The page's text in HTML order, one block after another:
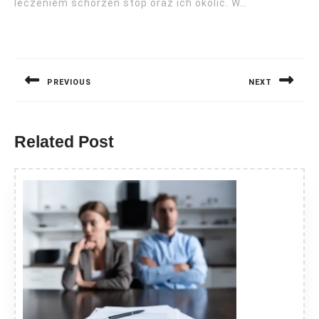
leczeniem schorzeń stóp oraz ich okolic. W…
PREVIOUS NEXT
Related Post